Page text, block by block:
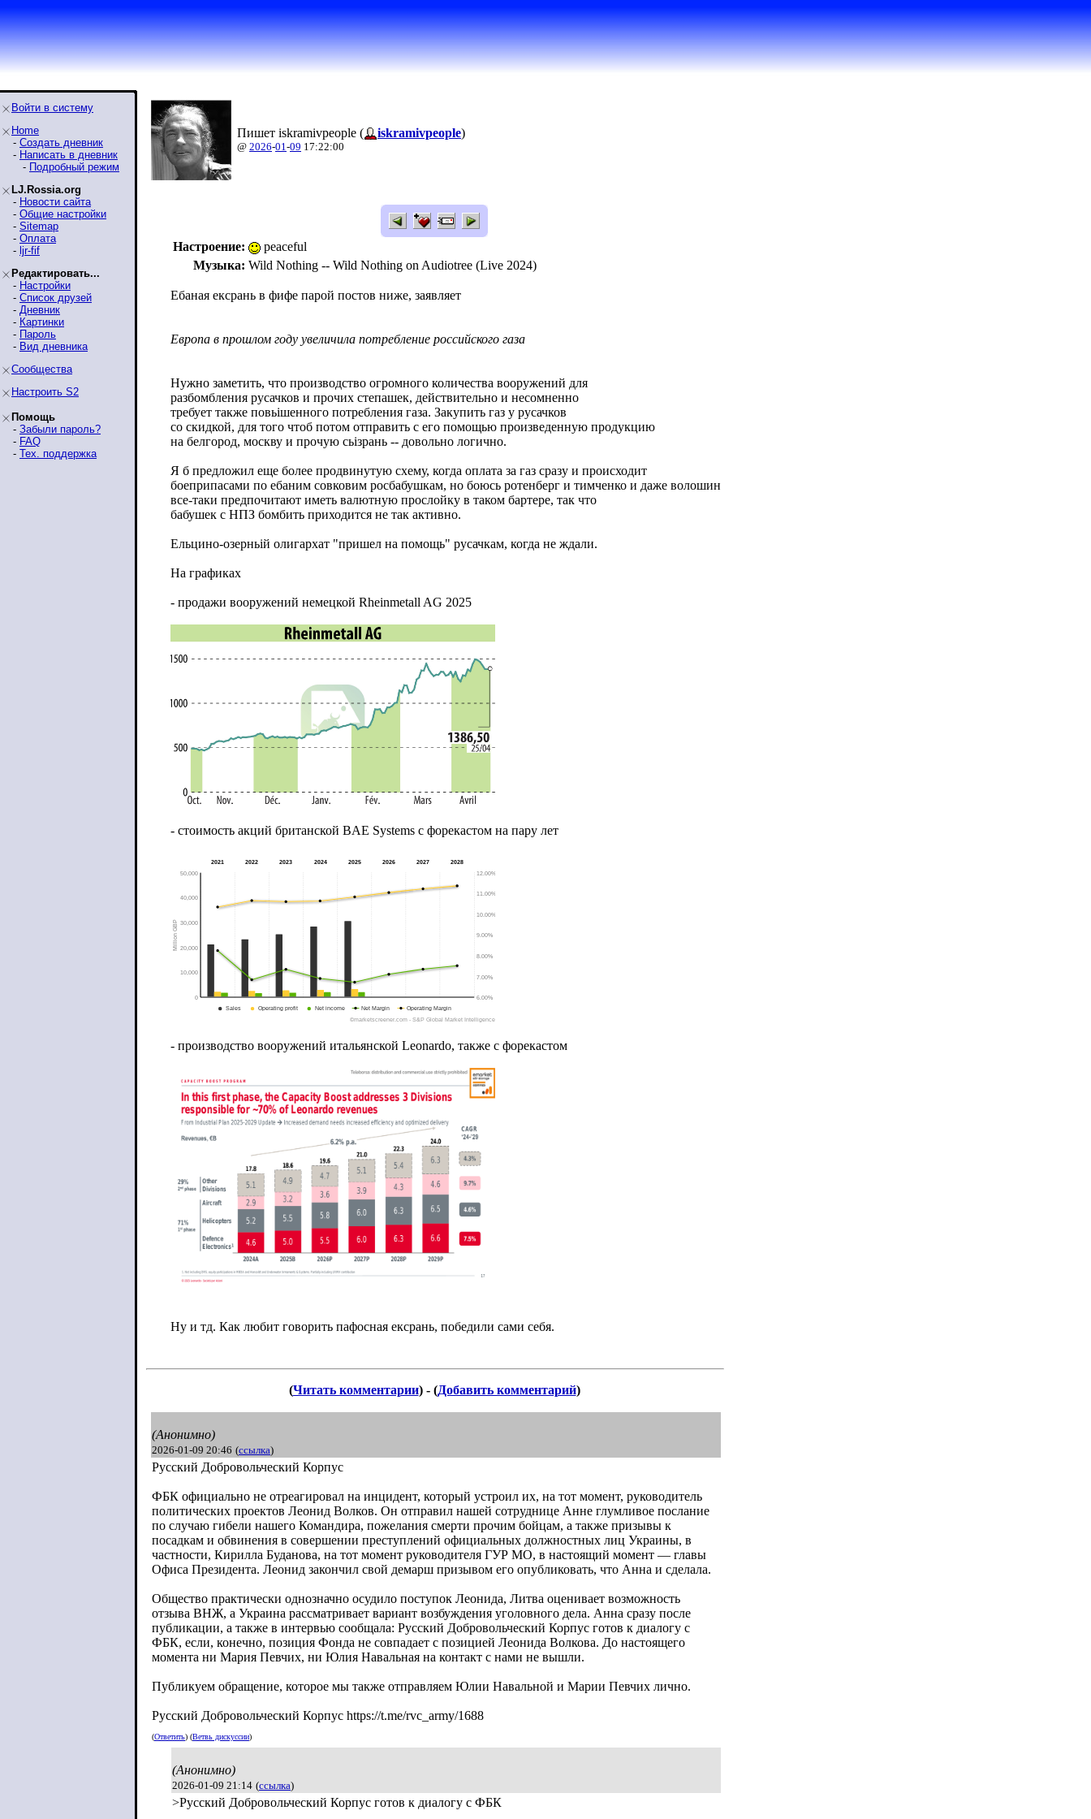
Войти в систему
Home
- Создать дневник
- Написать в дневник
- Подробный режим
LJ.Rossia.org
- Новости сайта
- Общие настройки
- Sitemap
- Оплата
- ljr-fif
Редактировать...
- Настройки
- Список друзей
- Дневник
- Картинки
- Пароль
- Вид дневника
Сообщества
Настроить S2
Помощь
- Забыли пароль?
- FAQ
- Тех. поддержка
Пишет iskramivpeople ( iskramivpeople)
@ 2026-01-09 17:22:00
Настроение:
peaceful
Музыка: Wild Nothing -- Wild Nothing on Audiotree (Live 2024)
Ебаная ексрань в фифе парой постов ниже, заявляет
Европа в прошлом году увеличила потребление российского газа
Нужно заметить, что производство огромного количества вооружений для
разбомбления русачков и прочих степашек, действительно и несомненно
требует также повьішенного потребления газа. Закупить газ у русачков
со скидкой, для того чтоб потом отправить с его помощью произведенную продукцию
на белгород, москву и прочую сьізрань -- довольно логично.
Я б предложил еще более продвинутую схему, когда оплата за газ сразу и происходит
боеприпасами по ебаним совковим росбабушкам, но боюсь ротенберг и тимченко и даже волошин
все-таки предпочитают иметь валютную прослойку в таком бартере, так что
бабушек с НПЗ бомбить приходится не так активно.
Ельцино-озерньій олигархат "пришел на помощь" русачкам, когда не ждали.
На графиках
- продажи вооружений немецкой Rheinmetall AG 2025
- стоимость акций британской BAE Systems с форекастом на пару лет
- производство вооружений итальянской Leonardo, также с форекастом
Ну и тд. Как любит говорить пафосная ексрань, победили сами себя.
(Читать комментарии) - (Добавить комментарий)
(Анонимно)
2026-01-09 20:46 (ссылка)
Русский Добровольческий Корпус
ФБК официально не отреагировал на инцидент, который устроил их, на тот момент, руководитель
политических проектов Леонид Волков. Он отправил нашей сотруднице Анне глумливое послание
по случаю гибели нашего Командира, пожелания смерти прочим бойцам, а также призывы к
посадкам и обвинения в совершении преступлений официальных должностных лиц Украины, в
частности, Кирилла Буданова, на тот момент руководителя ГУР МО, в настоящий момент — главы
Офиса Президента. Леонид закончил свой демарш призывом его опубликовать, что Анна и сделала.
Общество практически однозначно осудило поступок Леонида, Литва оценивает возможность
отзыва ВНЖ, а Украина рассматривает вариант возбуждения уголовного дела. Анна сразу после
публикации, а также в интервью сообщала: Русский Добровольческий Корпус готов к диалогу с
ФБК, если, конечно, позиция Фонда не совпадает с позицией Леонида Волкова. До настоящего
момента ни Мария Певчих, ни Юлия Навальная на контакт с нами не вышли.
Публикуем обращение, которое мы также отправляем Юлии Навальной и Марии Певчих лично.
Русский Добровольческий Корпус https://t.me/rvc_army/1688
(Ответить) (Ветвь дискуссии)
(Анонимно)
2026-01-09 21:14 (ссылка)
>Русский Добровольческий Корпус готов к диалогу с ФБК